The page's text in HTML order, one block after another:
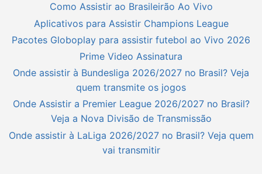
Como Assistir ao Brasileirão Ao Vivo
Aplicativos para Assistir Champions League
Pacotes Globoplay para assistir futebol ao Vivo 2026
Prime Video Assinatura
Onde assistir à Bundesliga 2026/2027 no Brasil? Veja
quem transmite os jogos
Onde Assistir a Premier League 2026/2027 no Brasil?
Veja a Nova Divisão de Transmissão
Onde assistir à LaLiga 2026/2027 no Brasil? Veja quem
vai transmitir